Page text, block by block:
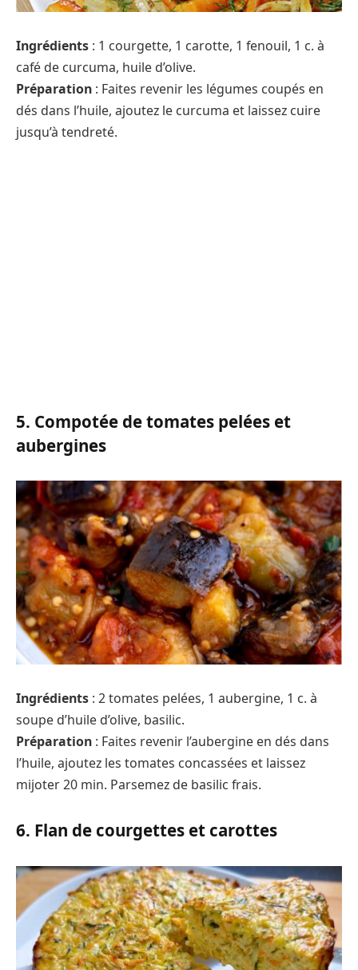
Ingrédients : 1 courgette, 1 carotte, 1 fenouil, 1 c. à
café de curcuma, huile d’olive.
Préparation : Faites revenir les légumes coupés en
dés dans l’huile, ajoutez le curcuma et laissez cuire
jusqu’à tendreté.
5. Compotée de tomates pelées et
aubergines
Ingrédients : 2 tomates pelées, 1 aubergine, 1 c. à
soupe d’huile d’olive, basilic.
Préparation : Faites revenir l’aubergine en dés dans
l’huile, ajoutez les tomates concassées et laissez
mijoter 20 min. Parsemez de basilic frais.
6. Flan de courgettes et carottes